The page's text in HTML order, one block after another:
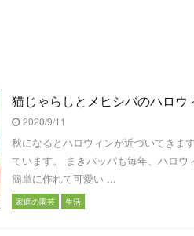
猫じゃらしとメヒシバのハロウ
2020/9/11
秋になるとハロウィンが近づいてきま
ています。 まきバッパも毎年、ハロ
簡単に作れて可愛い ...
家庭の園芸 生活